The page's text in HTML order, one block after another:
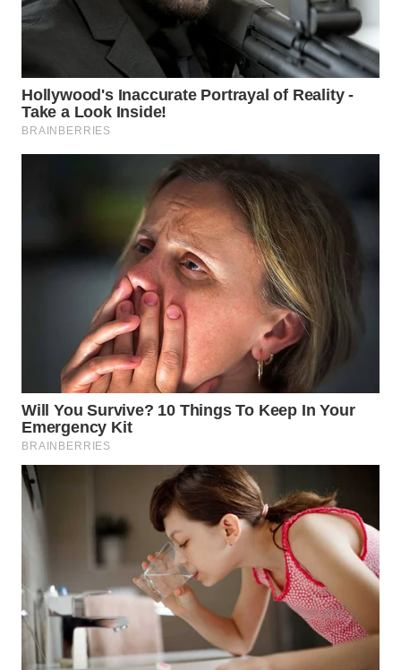
WN
SAMOSIR
WN
CIANJUR
WN
KEPULAUAN
SERIBU
TANGERANG
WN
CIREBON